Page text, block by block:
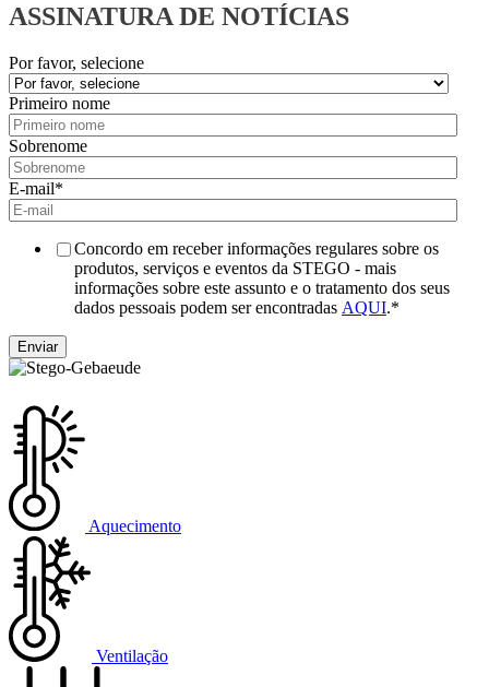
ASSINATURA DE NOTÍCIAS
Por favor, selecione
Primeiro nome
Sobrenome
E-mail*
Concordo em receber informações regulares sobre os
produtos, serviços e eventos da STEGO - mais
informações sobre este assunto e o tratamento dos seus
dados pessoais podem ser encontradas AQUI.*
Aquecimento
Ventilação